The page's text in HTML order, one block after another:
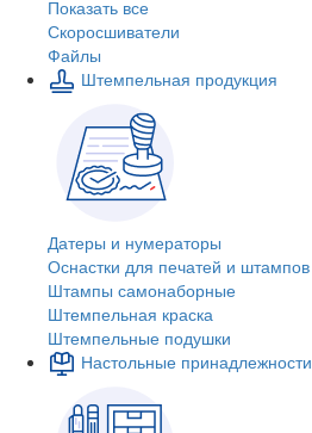
Показать все
Скоросшиватели
Файлы
Штемпельная продукция
Датеры и нумераторы
Оснастки для печатей и штампов
Штампы самонаборные
Штемпельная краска
Штемпельные подушки
Настольные принадлежности